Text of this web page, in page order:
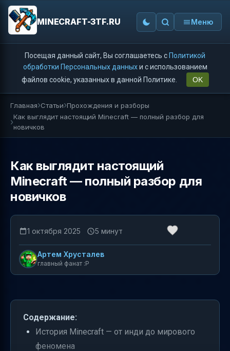
MINECRAFT-3TF.RU Меню
Посещая данный сайт, Вы соглашаетесь с Политикой
обработки Персональных данныхи с использованием
файлов cookie, указанных в данной Политике.
OK
Главная Статьи Прохождения и разборы
Как выглядит настоящий Minecraft — полный разбор для
новичков
Как выглядит настоящий
Minecraft — полный разбор для
новичков
1 октября 2025 5 минут
Артем Хрусталев
главный фанат :P
Содержание:
История Minecraft — от инди до мирового
феномена